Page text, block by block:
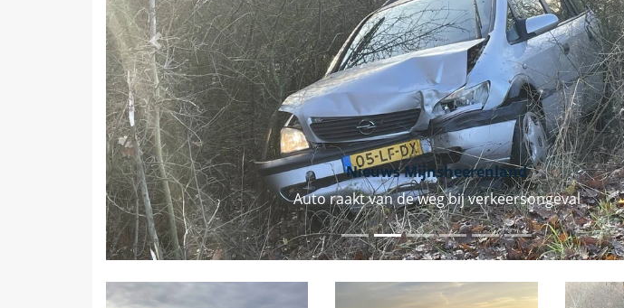
Nieuws Mijnsheerenland
Auto raakt van de weg bij verkeersongeval
Vorige